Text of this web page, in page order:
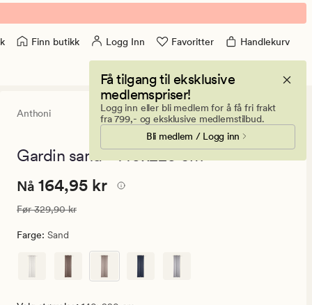
Finn butikk Logg Inn Favoritter Handlekurv
Få tilgang til eksklusive
medlemspriser!
Logg inn eller bli medlem for å få fri frakt
fra 799,- og eksklusive medlemstilbud.
Bli medlem / Logg inn
Anthoni
639
anmeldelser
med
en
4.5 (639)
Gardin sand - 140x220 cm
Nåværende
164,95
kr.
329,90
Nåværende pris
Nå 164,95 kr
Vanlig pris 329,90 kr
Før329,90 kr
Farge: Sand